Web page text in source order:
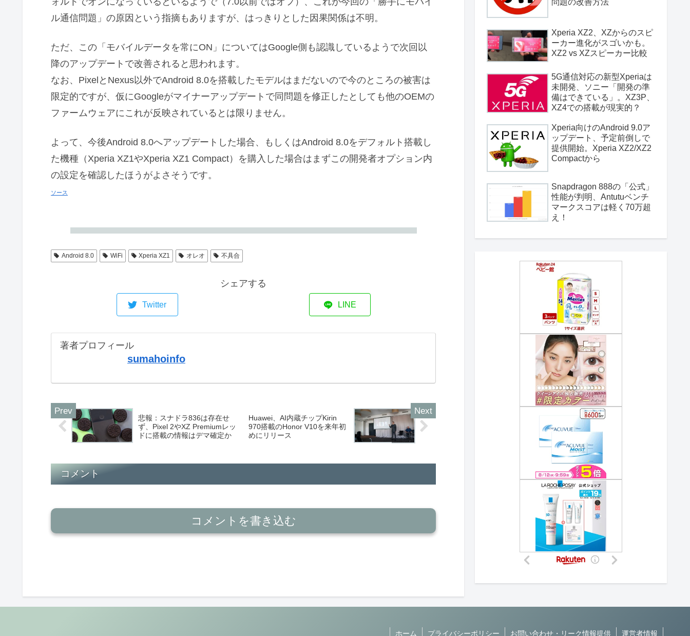
ル通信問題」の原因という指摘もありますが、はっきりとした因果関係は不明。
ただ、この「モバイルデータを常にON」についてはGoogle側も認識しているようで次回以
降のアップデートで改善されると思われます。
なお、PixelとNexus以外でAndroid 8.0を搭載したモデルはまだないので今のところの被害は
限定的ですが、仮にGoogleがマイナーアップデートで同問題を修正したとしても他のOEMの
ファームウェアにこれが反映されているとは限りません。
よって、今後Android 8.0へアップデートした場合、もしくはAndroid 8.0をデフォルト搭載し
た機種（Xperia XZ1やXperia XZ1 Compact）を購入した場合はまずこの開発者オプション内
の設定を確認したほうがよさそうです。
ソース
Android 8.0 WiFi Xperia XZ1 オレオ 不具合
シェアする
Twitter LINE
著者プロフィール
sumahoinfo
悲報：スナドラ836は存在せ
ず、Pixel 2やXZ Premiumレッ
ドに搭載の情報はデマ確定か
Huawei、AI内蔵チップKirin
970搭載のHonor V10を来年初
めにリリース
コメント
コメントを書き込む
問題の改善方法
Xperia XZ2、XZからのスピ
ーカー進化がスゴいかも。
XZ2 vs XZスピーカー比較
5G通信対応の新型Xperiaは
未開発、ソニー「開発の準
備はできている」。XZ3P、
XZ4での搭載が現実的？
Xperia向けのAndroid 9.0ア
ップデート、予定前倒しで
提供開始。Xperia XZ2/XZ2
Compactから
Snapdragon 888の「公式」
性能が判明、Antutuベンチ
マークスコアは軽く70万超
え！
ホーム プライバシーポリシー お問い合わせ・リーク情報提供 運営者情報